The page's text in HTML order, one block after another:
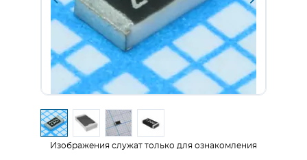
Изображения служат только для ознакомления